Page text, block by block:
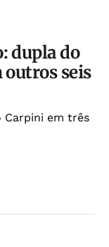
dupla do
seis
Carpini em três